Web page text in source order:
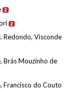
2
2
Redondo, Visconde
Brás Mouzinho de
Francisco do Couto